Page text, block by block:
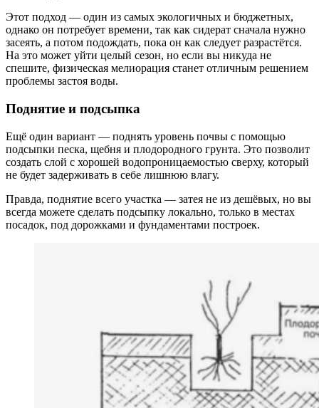
Этот подход — один из самых экологичных и бюджетных,
однако он потребует времени, так как сидерат сначала нужно
засеять, а потом подождать, пока он как следует разрастётся.
На это может уйти целый сезон, но если вы никуда не
спешите, физическая мелиорация станет отличным решением
проблемы застоя воды.
Поднятие и подсыпка
Ещё один вариант — поднять уровень почвы с помощью
подсыпки песка, щебня и плодородного грунта. Это позволит
создать слой с хорошей водопроницаемостью сверху, который
не будет задерживать в себе лишнюю влагу.
Правда, поднятие всего участка — затея не из дешёвых, но вы
всегда можете сделать подсыпку локально, только в местах
посадок, под дорожками и фундаментами построек.